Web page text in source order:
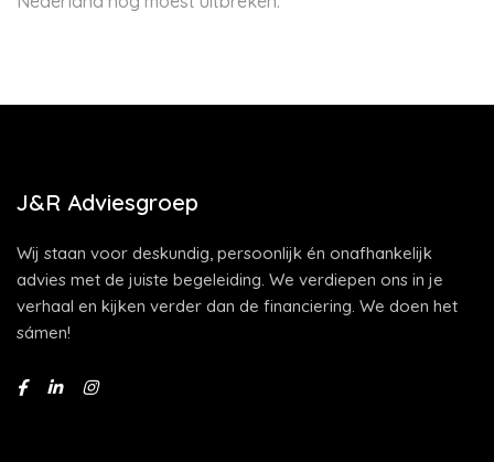
J&R Adviesgroep
Wij staan voor deskundig, persoonlijk én onafhankelijk
advies met de juiste begeleiding. We verdiepen ons in je
verhaal en kijken verder dan de financiering. We doen het
sámen!